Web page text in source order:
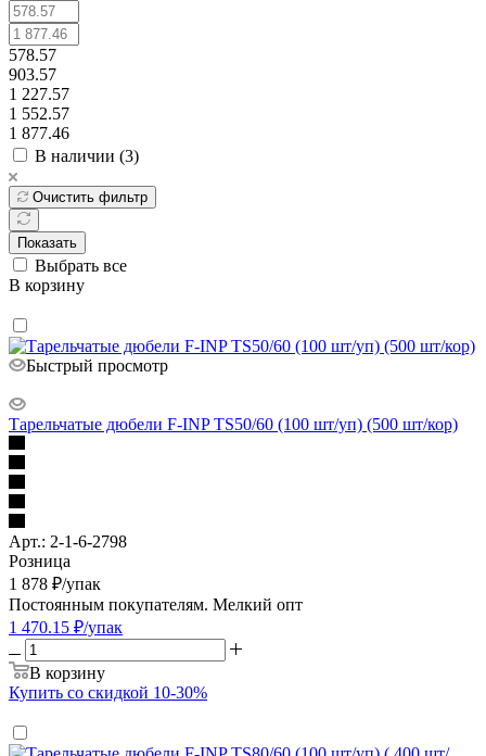
578.57
903.57
1 227.57
1 552.57
1 877.46
В наличии (3)
Очистить фильтр
Показать
Выбрать все
В корзину
Быстрый просмотр
Тарельчатые дюбели F-INP TS50/60 (100 шт/уп) (500 шт/кор)
Арт.: 2-1-6-2798
Розница
1 878 ₽/упак
Постоянным покупателям. Мелкий опт
1 470.15 ₽/упак
В корзину
Купить со скидкой 10-30%